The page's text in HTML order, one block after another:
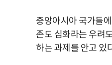
중앙아시아 국가들
존도 심화라는 우려
하는 과제를 안고 있